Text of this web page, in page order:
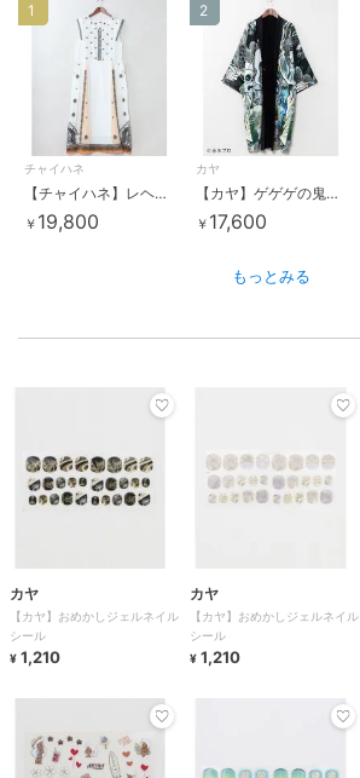
チャイハネ
【チャイハネ】レヘンナワンピース
￥ 19,800
1
カヤ
【カヤ】ゲゲゲの鬼太郎リバーシブル羽織《水木しげる》
￥ 17,600
2
もっとみる
カヤ
【カヤ】おめかしジェルネイル
シール
¥ 1,210
カヤ
【カヤ】おめかしジェルネイル
シール
¥ 1,210